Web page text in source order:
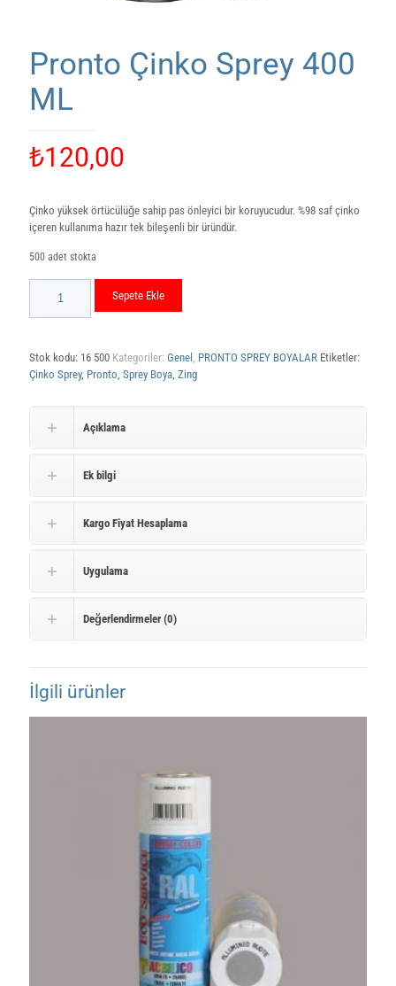
Pronto Çinko Sprey 400
ML
₺120,00
Çinko yüksek örtücülüğe sahip pas önleyici bir koruyucudur. %98 saf çinko
içeren kullanıma hazır tek bileşenli bir üründür.
500 adet stokta
Sprey
ML
adet
Sepete Ekle
Stok kodu: 16 500 Kategoriler: Genel , PRONTO SPREY BOYALAR Etiketler:
Çinko Sprey, Pronto, Sprey Boya, Zing
Açıklama
Ek bilgi
Kargo Fiyat Hesaplama
Uygulama
Değerlendirmeler (0)
İlgili ürünler